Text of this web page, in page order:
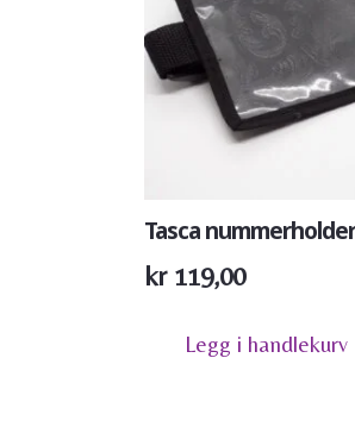
Tasca
kr119,00
Legg i handlekurv